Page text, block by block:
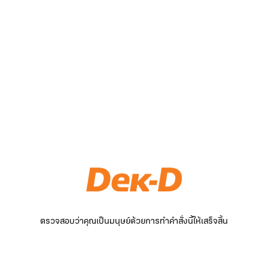
ตรวจสอบว่าคุณเป็นมนุษย์ด้วยการทำคำสั่งนี้ให้เสร็จสิ้น